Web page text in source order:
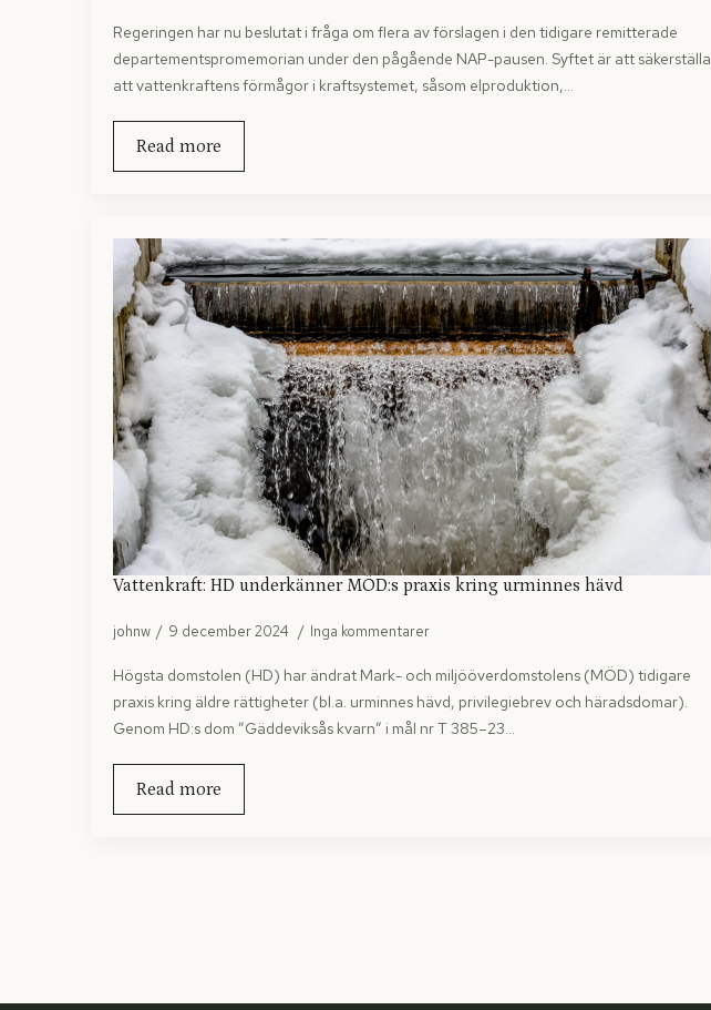
Regeringen har nu beslutat i fråga om flera av förslagen i den tidigare remitterade
departementspromemorian under den pågående NAP-pausen. Syftet är att säkerställa
att vattenkraftens förmågor i kraftsystemet, såsom elproduktion,…
Read more
Vattenkraft: HD underkänner MÖD:s praxis kring urminnes hävd
johnw 9 december 2024 Inga kommentarer
Högsta domstolen (HD) har ändrat Mark- och miljööverdomstolens (MÖD) tidigare
praxis kring äldre rättigheter (bl.a. urminnes hävd, privilegiebrev och häradsdomar).
Genom HD:s dom ”Gäddeviksås kvarn” i mål nr T 385–23…
Read more